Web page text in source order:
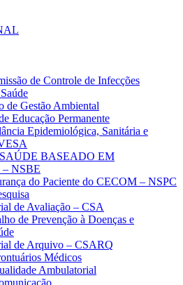
de Controle de Infecções
de Gestão Ambiental
Educação Permanente
Epidemiológica, Sanitária e
BASEADO EM
NSBE
do Paciente do CECOM – NSPC
de Avaliação – CSA
de Prevenção à Doenças e
de Arquivo – CSARQ
Médicos
Ambulatorial